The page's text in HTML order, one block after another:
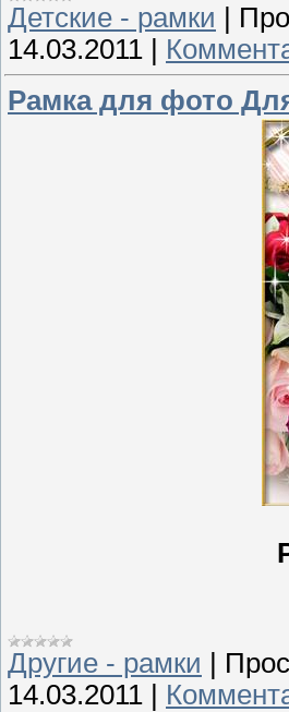
Детские - рамки
14.03.2011
Рамка для фото
Другие - рамки
14.03.2011